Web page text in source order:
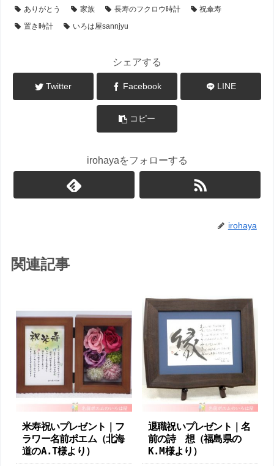
ありがとう 家族 長寿のフクロウ時計
祝傘寿
置き時計
いろは屋 sannjyu
シェアする
Twitter Facebook LINE
コピー
irohayaをフォローする
irohaya
関連記事
米寿祝いプレゼント｜フ
ラワー名前ポエム（北海
道のA.T様より ）
退職祝いプレゼント｜名
前の詩 想（福島県の
K.M様より ）